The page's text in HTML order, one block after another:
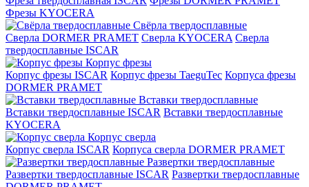
Фрезы KYOCERA
Свёрла твердосплавные
Сверла DORMER PRAMET Сверла KYOCERA Сверла
твердосплавные ISCAR
Корпус фрезы
Корпус фрезы ISCAR Корпус фрезы TaeguTec Корпуса фрезы
DORMER PRAMET
Вставки твердосплавные
Вставки твердосплавные ISCAR Вставки твердосплавные
KYOCERA
Корпус сверла
Корпус сверла ISCAR Корпуса сверла DORMER PRAMET
Развертки твердосплавные
Развертки твердосплавные ISCAR Развертки твердосплавные